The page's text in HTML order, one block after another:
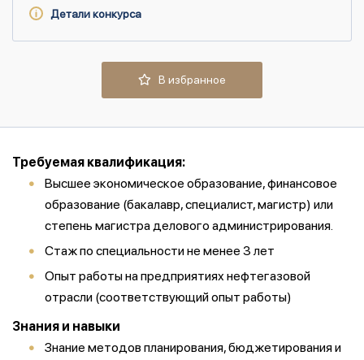
Детали конкурса
В избранное
Требуемая квалификация:
Высшее экономическое образование, финансовое
образование (бакалавр, специалист, магистр) или
степень магистра делового администрирования.
Cтаж по специальности не менее 3 лет
Опыт работы на предприятиях нефтегазовой
отрасли (соответствующий опыт работы)
Знания и навыки
Знание методов планирования, бюджетирования и